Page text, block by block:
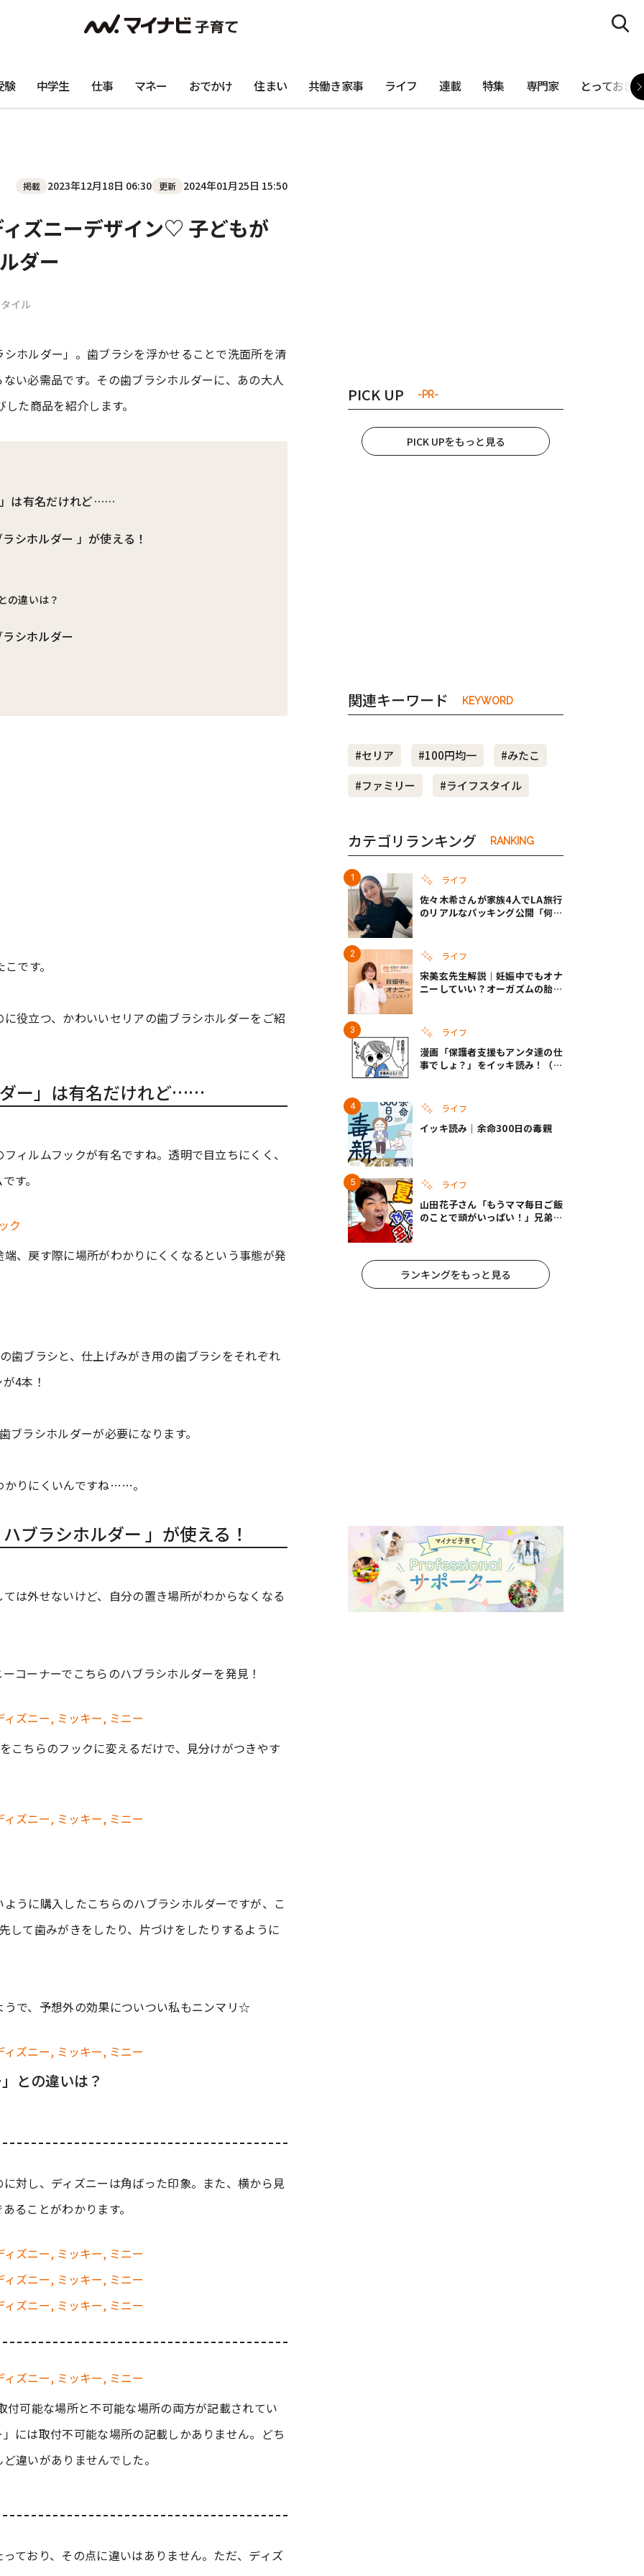
験 中学生 仕事 マネー おでかけ 住まい 共働き家事 ライフ 連載 特集 専門家 とっておき
掲載 2023年12月18日 06:30 更新 2024年01月25日 15:50
ズニーデザイン♡ 子どもが
ダー
イル
ホルダー」。歯ブラシを浮かせることで洗面所を清
い必需品です。その歯ブラシホルダーに、あの大人
た商品を紹介します。
は有名だけれど……
シホルダー 」が使える！
の違いは？
ラシホルダー
です。
役立つ、かわいいセリアの歯ブラシホルダーをご紹
ー」は有名だけれど……
ィルムフックが有名ですね。透明で目立ちにくく、
す。
、戻す際に場所がわかりにくくなるという事態が発
歯ブラシと、仕上げみがき用の歯ブラシをそれぞれ
4本！
ラシホルダーが必要になります。
かりにくいんですね……。
ブラシホルダー 」が使える！
は外せないけど、自分の置き場所がわからなくなる
コーナーでこちらのハブラシホルダーを発見！
こちらのフックに変えるだけで、見分けがつきやす
うに購入したこちらのハブラシホルダーですが、こ
して歯みがきをしたり、片づけをしたりするように
で、予想外の効果についつい私もニンマリ☆
との違いは？
対し、ディズニーは角ばった印象。また、横から見
ることがわかります。
可能な場所と不可能な場所の両方が記載されてい
には取付不可能な場所の記載しかありません。どち
違いがありませんでした。
ており、その点に違いはありません。ただ、ディズ
PICK UP -PR-
PICK UPをもっと見る
関連キーワード KEYWORD
#セリア #100円均一
#みたこ
#ファミリー
#ライフスタイル
カテゴリランキング RANKING
ライフ
佐々木希さんが家族4人でLA旅行
のリアルなパッキング公開「何が
ライフ
宋美玄先生解説｜妊娠中でもオナ
ニーしていい？オーガズムの胎児
ライフ
漫画「保護者支援もアンタ達の仕
事でしょ？」をイッキ読み！（右
ライフ
イッキ読み｜余命300日の毒親
ライフ
山田花子さん「もうママ毎日ご飯
のことで頭がいっぱい！」兄弟夏
ランキングをもっと見る